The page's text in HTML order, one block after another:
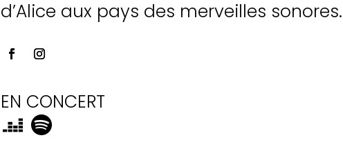
d’Alice aux pays des merveilles sonores.
EN CONCERT